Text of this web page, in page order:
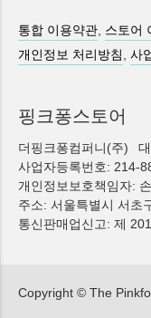
통합 이용약관 스토어
개인정보 처리방침
,사
핑크퐁스토어
더핑크퐁컴퍼니(주)
사업자등록번호: 214-
개인정보보호책임자:
주소: 서울특별시 서초
통신판매업신고: 제
Copyright © The